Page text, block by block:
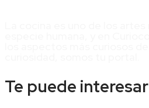
Te puede interesar